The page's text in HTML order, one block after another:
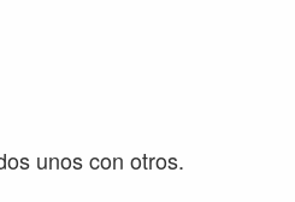
unos con otros.